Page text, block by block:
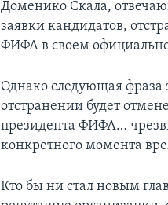
Доменико Скала,
заявки кандидатов,
ФИФА в своем
Однако следующая
отстранении будет
президента ФИФА…
конкретного момента
Кто бы ни стал новым